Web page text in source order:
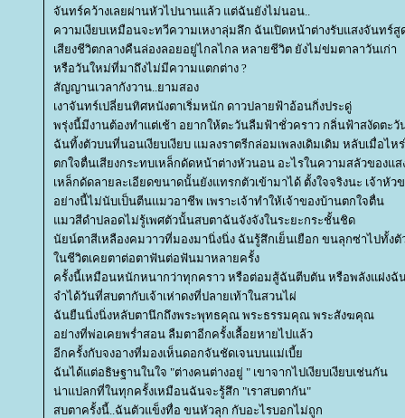
จันทร์คว้างเลยผ่านหัวไปนานแล้ว แต่ฉันยังไม่นอน..
ความเงียบเหมือนจะทวีความเหงาลุ่มลึก ฉันเปิดหน้าต่างรับแสงจันทร์
เสียงชีวิตกลางคืนล่องลอยอยู่ไกลไกล หลายชีวิต ยังไม่ข่มตาลาวันเก่า
หรือวันใหม่ที่มาถึงไม่มีความแตกต่าง ?
สัญญานเวลากังวาน..ยามสอง
เงาจันทร์เปลี่ยนทิศหนังตาเริ่มหนัก ดาวปลายฟ้าอ้อนกิ่งประดู่
พรุ่งนี้มีงานต้องทำแต่เช้า อยากให้ตะวันลืมฟ้าชั่วคราว กลิ่นฟ้าสงัดตะ
ฉันทิ้งตัวบนที่นอนเงียบเงียบ แมลงราตรีกล่อมเพลงเดิมเดิม หลับเมื่อไห
ตกใจตื่นเสียงกระทบเหล็กดัดหน้าต่างหัวนอน อะไรในความสลัวของแ
เหล็กดัดลายละเอียดขนาดนั้นยังแทรกตัวเข้ามาได้ ตั้งใจจริงนะ เจ้าหั
อย่างนี้ไม่นับเป็นตีนแมวอาชีพ เพราะเจ้าทำให้เจ้าของบ้านตกใจตื่น
มวสีดำปลอดไม่รู้เพศตัวนั้นสบตาฉันจังจังในระยะกระชั้นชิด
นัยน์ตาสีเหลืองคมวาวที่มองมานิ่งนิ่ง ฉันรู้สึกเย็นเยือก ขนลุกซ่าไปทั้งตั
นชีวิตเคยตาต่อตาฟันต่อฟันมาหลายครั้ง
ครั้งนี้เหมือนหนักหนากว่าทุกคราว หรือต่อมสู้ฉันตีบตัน หรือพลังแฝงฉั
จำได้วันที่สบตากับเจ้าเห่าดงที่ปลายเท้าในสวนไผ่
ฉันยืนนิ่งนิ่งหลับตานึกถึงพระพุทธคุณ พระธรรมคุณ พระสังฆคุณ
อย่างที่พ่อเคยพร่ำสอน ลืมตาอีกครั้งเลื้อยหายไปแล้ว
อีกครั้งกับจงอางที่มองเห็นดอกจันชัดเจนบนแม่เบี้
ฉันได้แต่อธิษฐานในใจ "ต่างคนต่างอยู่ " เขาจากไปเงียบเงียบเช่นกัน
น่าแปลกที่ในทุกครั้งเหมือนฉันจะรู้สึก "เราสบตากัน"
สบตาครั้งนี้..ฉันตัวแข็งทื่อ ขนหัวลุก กับอะไรบอกไม่ถูก